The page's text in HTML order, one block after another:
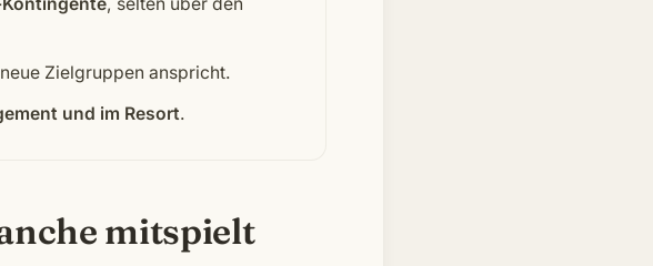
, selten über den
Zielgruppen anspricht.
und im Resort.
mitspielt